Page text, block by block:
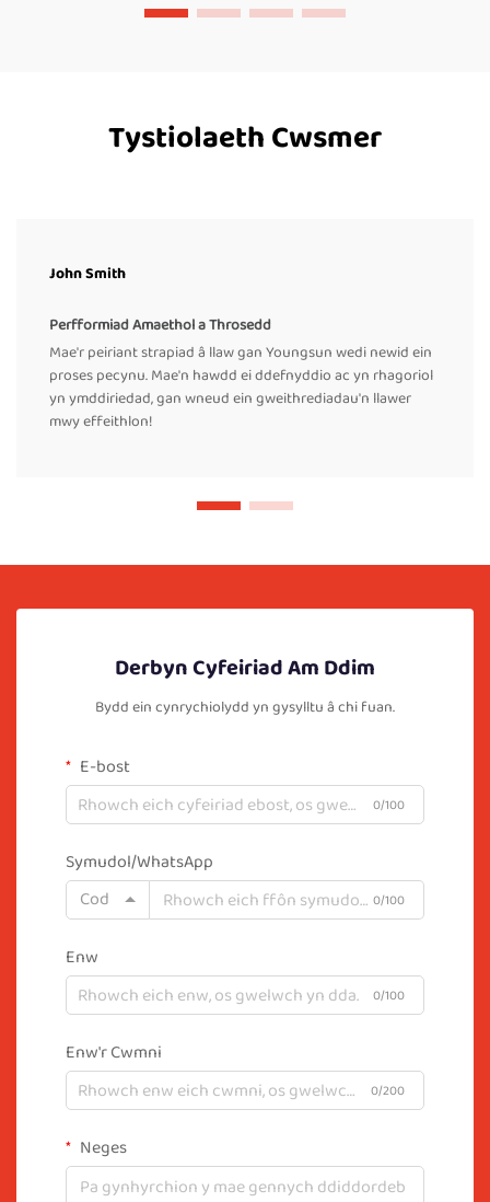
Tystiolaeth Cwsmer
John Smith
Perfformiad Amaethol a Throsedd
Mae'r peiriant strapiad â llaw gan Youngsun wedi newid ein
proses pecynu. Mae'n hawdd ei ddefnyddio ac yn rhagoriol
yn ymddiriedad, gan wneud ein gweithrediadau'n llawer
mwy effeithlon!
Derbyn Cyfeiriad Am Ddim
Bydd ein cynrychiolydd yn gysylltu â chi fuan.
E-bost
0/100
Symudol/WhatsApp
Cod
0/100
Enw
0/100
Enw'r Cwmni
0/200
Neges